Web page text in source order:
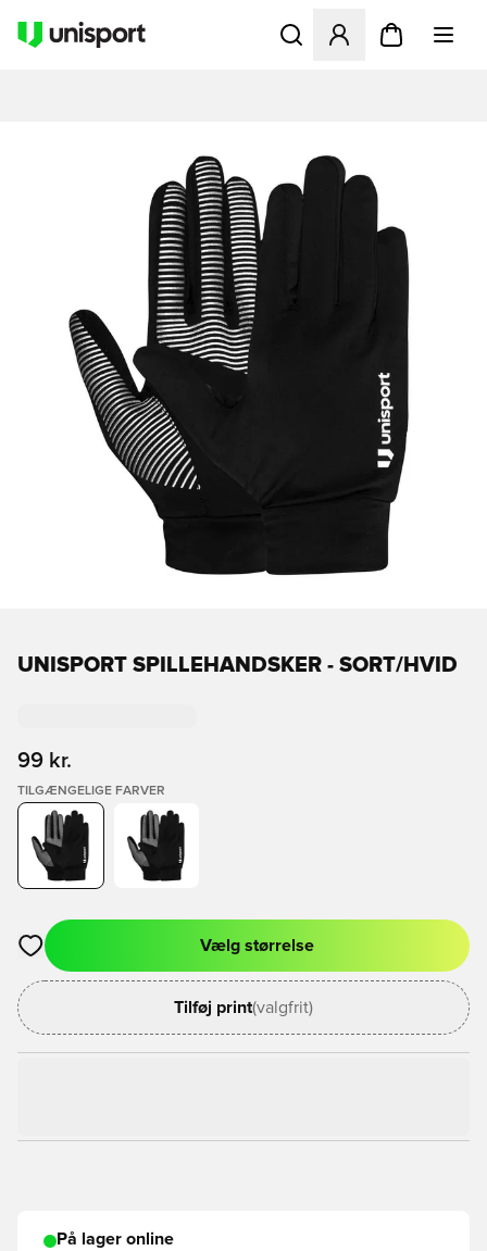
Åbner en Modal til at
UNISPORT SPILLEHANDSKER - SORT/HVID
99 kr.
TILGÆNGELIGE FARVER
Åbner en Modal til at logge ind eller tilmelde dig som medlem
Vælg størrelse
Tilføj print(valgfrit)
På lager online